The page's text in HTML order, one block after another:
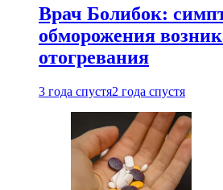
Врач Болибок:
обморожения
отогревания
3 года спустя2 года спустя